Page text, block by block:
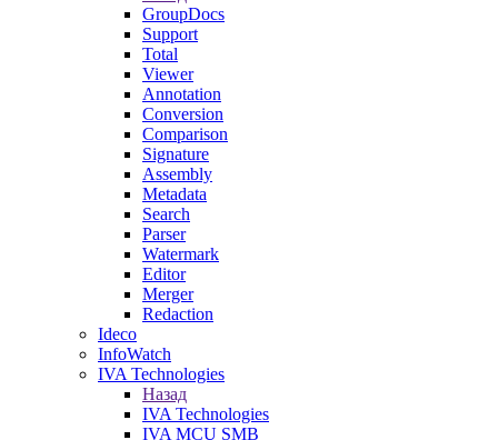
GroupDocs
Support
Total
Viewer
Annotation
Conversion
Comparison
Signature
Assembly
Metadata
Search
Parser
Watermark
Editor
Merger
Redaction
Ideco
InfoWatch
IVA Technologies
Назад
IVA Technologies
IVA MCU SMB